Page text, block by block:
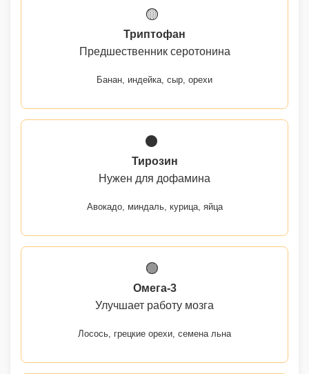
🟡
Триптофан
Предшественник серотонина
Банан, индейка, сыр, орехи
⚫
Тирозин
Нужен для дофамина
Авокадо, миндаль, курица, яйца
🟢
Омега-3
Улучшает работу мозга
Лосось, грецкие орехи, семена льна